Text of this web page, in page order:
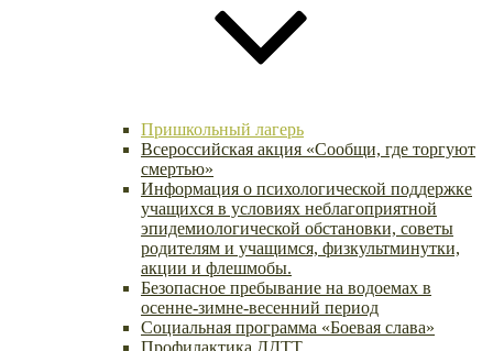
Пришкольный лагерь
Всероссийская акция «Сообщи, где торгуют
смертью»
Информация о психологической поддержке
учащихся в условиях неблагоприятной
эпидемиологической обстановки, советы
родителям и учащимся, физкультминутки,
акции и флешмобы.
Безопасное пребывание на водоемах в
осенне-зимне-весенний период
Социальная программа «Боевая слава»
Профилактика ДДТТ